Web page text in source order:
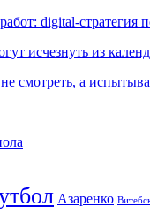
digital-стратегия
исчезнуть из
смотреть, а
Азаренко